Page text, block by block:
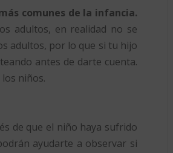
comunes de la infancia.
adultos, en realidad no se
adultos, por lo que si tu hijo
antes de darte cuenta.
niños.
de que el niño haya sufrido
ayudarte a observar si